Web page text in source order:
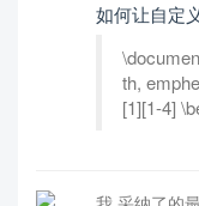
如何让自定
th,
[1][1-4]